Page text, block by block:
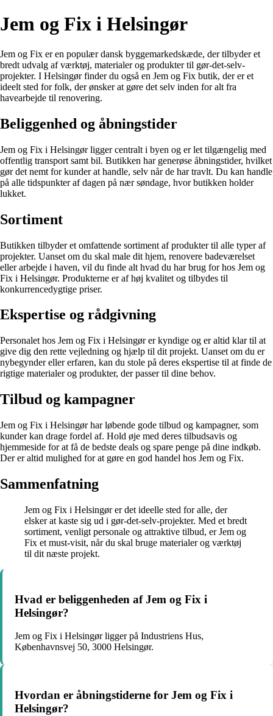
Jem og Fix i Helsingør
Jem og Fix er en populær dansk byggemarkedskæde, der tilbyder et
bredt udvalg af værktøj, materialer og produkter til gør-det-selv-
projekter. I Helsingør finder du også en Jem og Fix butik, der er et
ideelt sted for folk, der ønsker at gøre det selv inden for alt fra
havearbejde til renovering.
Beliggenhed og åbningstider
Jem og Fix i Helsingør ligger centralt i byen og er let tilgængelig med
offentlig transport samt bil. Butikken har generøse åbningstider, hvilket
gør det nemt for kunder at handle, selv når de har travlt. Du kan handle
på alle tidspunkter af dagen på nær søndage, hvor butikken holder
lukket.
Sortiment
Butikken tilbyder et omfattende sortiment af produkter til alle typer af
projekter. Uanset om du skal male dit hjem, renovere badeværelset
eller arbejde i haven, vil du finde alt hvad du har brug for hos Jem og
Fix i Helsingør. Produkterne er af høj kvalitet og tilbydes til
konkurrencedygtige priser.
Ekspertise og rådgivning
Personalet hos Jem og Fix i Helsingør er kyndige og er altid klar til at
give dig den rette vejledning og hjælp til dit projekt. Uanset om du er
nybegynder eller erfaren, kan du stole på deres ekspertise til at finde de
rigtige materialer og produkter, der passer til dine behov.
Tilbud og kampagner
Jem og Fix i Helsingør har løbende gode tilbud og kampagner, som
kunder kan drage fordel af. Hold øje med deres tilbudsavis og
hjemmeside for at få de bedste deals og spare penge på dine indkøb.
Der er altid mulighed for at gøre en god handel hos Jem og Fix.
Sammenfatning
Jem og Fix i Helsingør er det ideelle sted for alle, der
elsker at kaste sig ud i gør-det-selv-projekter. Med et bredt
sortiment, venligt personale og attraktive tilbud, er Jem og
Fix et must-visit, når du skal bruge materialer og værktøj
til dit næste projekt.
Hvad er beliggenheden af Jem og Fix i
Helsingør?
Jem og Fix i Helsingør ligger på Industriens Hus,
Københavnsvej 50, 3000 Helsingør.
Hvordan er åbningstiderne for Jem og Fix i
Helsingør?